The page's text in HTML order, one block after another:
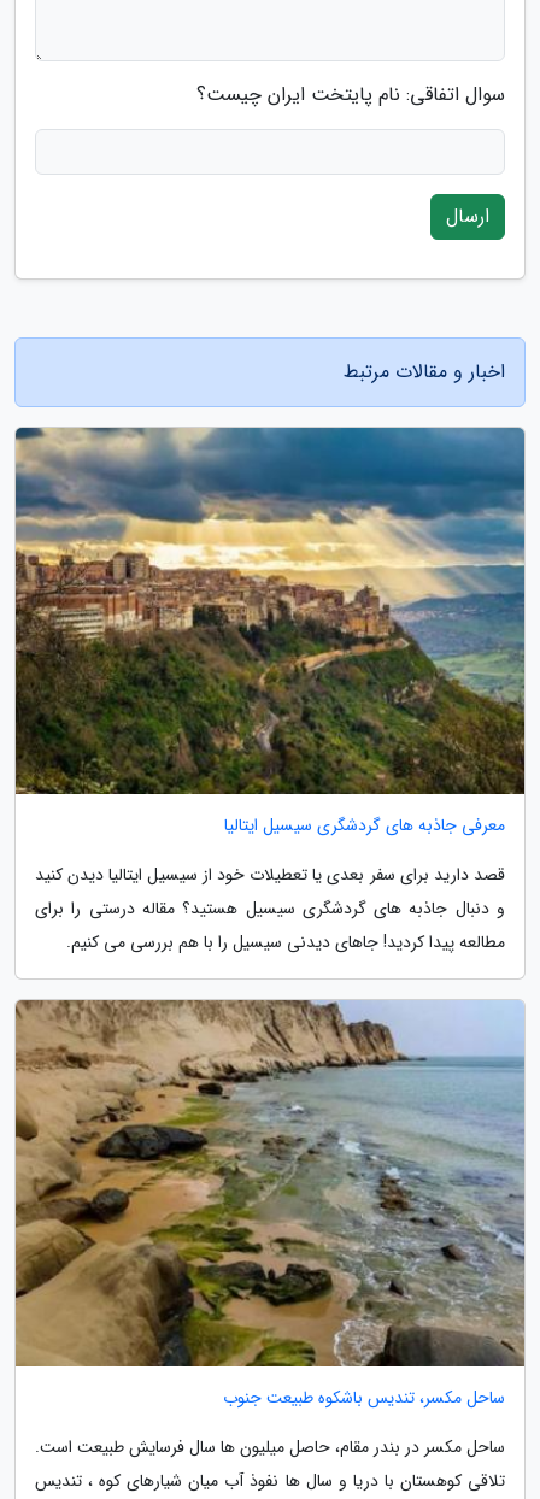
سوال اتفاقی: نام پایتخت ایران چیست؟
ارسال
اخبار و مقالات مرتبط
معرفی جاذبه های گردشگری سیسیل ایتالیا
قصد دارید برای سفر بعدی یا تعطیلات خود از سیسیل ایتالیا دیدن کنید
و دنبال جاذبه های گردشگری سیسیل هستید؟ مقاله درستی را برای
مطالعه پیدا کردید! جاهای دیدنی سیسیل را با هم بررسی می کنیم.
ساحل مکسر، تندیس باشکوه طبیعت جنوب
ساحل مکسر در بندر مقام، حاصل میلیون ها سال فرسایش طبیعت است.
تلاقی کوهستان با دریا و سال ها نفوذ آب میان شیارهای کوه ، تندیس